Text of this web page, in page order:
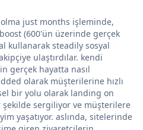
just months işleminde,
(600'ün üzerinde gerçek
kullanarak steadily sosyal
ulaştırdılar. kendi
gerçek hayatta nasıl
olarak müşterilerine hızlı
bir yolu olarak landing on
sergiliyor ve müşterilere
yaşatıyor. aslında, sitelerinde